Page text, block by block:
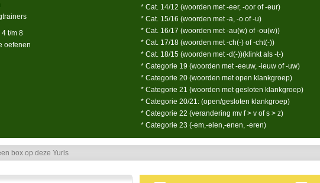
t/m 8
oefenen
* Cat. 14/12 (woorden met -eer, -oor of -eur)
* Cat. 15/16 (woorden met -a, -o of -u)
* Cat. 16/17 (woorden met -au(w) of -ou(w))
* Cat. 17/18 (woorden met -ch(-) of -cht(-))
* Cat. 18/15 (woorden met -d(-))(klinkt als -t-)
* Categorie 19 (woorden met -eeuw, -ieuw of -uw)
* Categorie 20 (woorden met open klankgroep)
* Categorie 21 (woorden met gesloten klankgroep)
* Categorie 20/21: (open/gesloten klankgroep)
* Categorie 22 (verandering mv f > v of s > z)
* Categorie 23 (-em,-elen,-enen, -eren)